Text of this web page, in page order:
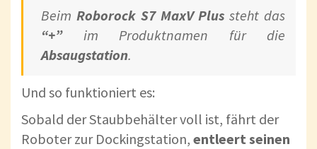
Beim Roborock S7 MaxV Plus steht das
“+”im Produktnamen für die
Absaugstation.
Und so funktioniert es:
Sobald der Staubbehälter voll ist, fährt der
Roboter zur Dockingstation, entleert seinen